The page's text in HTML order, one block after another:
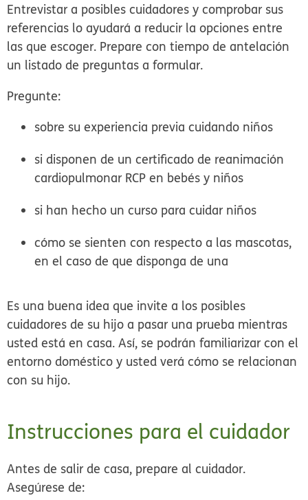
Entrevistar a posibles cuidadores y comprobar sus
referencias lo ayudará a reducir la opciones entre
las que escoger. Prepare con tiempo de antelación
un listado de preguntas a formular.
Pregunte:
sobre su experiencia previa cuidando niños
si disponen de un certificado de reanimación
cardiopulmonar RCP en bebés y niños
si han hecho un curso para cuidar niños
cómo se sienten con respecto a las mascotas,
en el caso de que disponga de una
Es una buena idea que invite a los posibles
cuidadores de su hijo a pasar una prueba mientras
usted está en casa. Así, se podrán familiarizar con el
entorno doméstico y usted verá cómo se relacionan
con su hijo.
Instrucciones para el cuidador
Antes de salir de casa, prepare al cuidador.
Asegúrese de: